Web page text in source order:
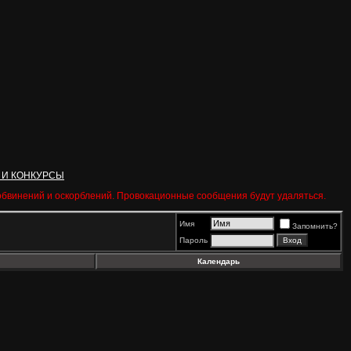
КОНКУРСЫ
и оскорблений. Провокационные сообщения будут удаляться.
Имя
Запомнить?
Пароль
Календарь